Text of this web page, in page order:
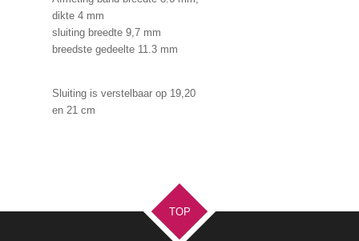
dikte 4 mm
sluiting breedte 9,7 mm
breedste gedeelte 11.3 mm
Sluiting is verstelbaar op 19,20
en 21 cm
TOP